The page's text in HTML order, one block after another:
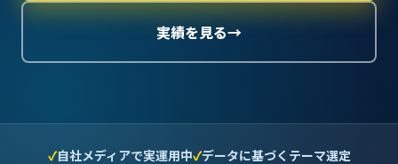
実績を見る→
自社メディアで実運用中 データに基づくテーマ選定